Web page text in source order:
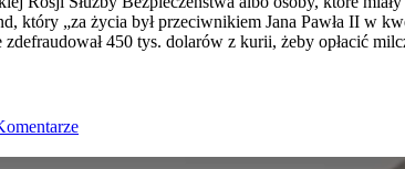
„za życia był przeciwnikiem Jana Pawła II w
450 tys. dolarów z kurii, żeby opłacić